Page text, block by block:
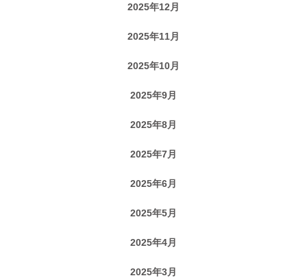
2025年12月
2025年11月
2025年10月
2025年9月
2025年8月
2025年7月
2025年6月
2025年5月
2025年4月
2025年3月